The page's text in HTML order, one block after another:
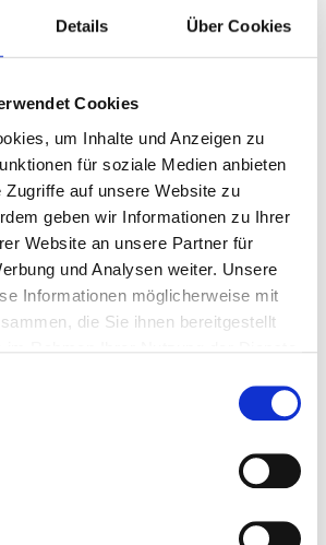
Details Über Cookies
Cookies
um Inhalte und Anzeigen zu
für soziale Medien anbieten
Zugriffe auf unsere Website zu
geben wir Informationen zu Ihrer
Website an unsere Partner für
und Analysen weiter. Unsere
Informationen möglicherweise mit
die Sie ihnen bereitgestellt
sind, werden so bequem erreichbar.